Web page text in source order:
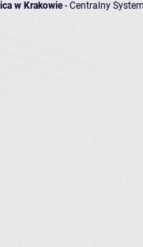
w Krakowie- Centralny